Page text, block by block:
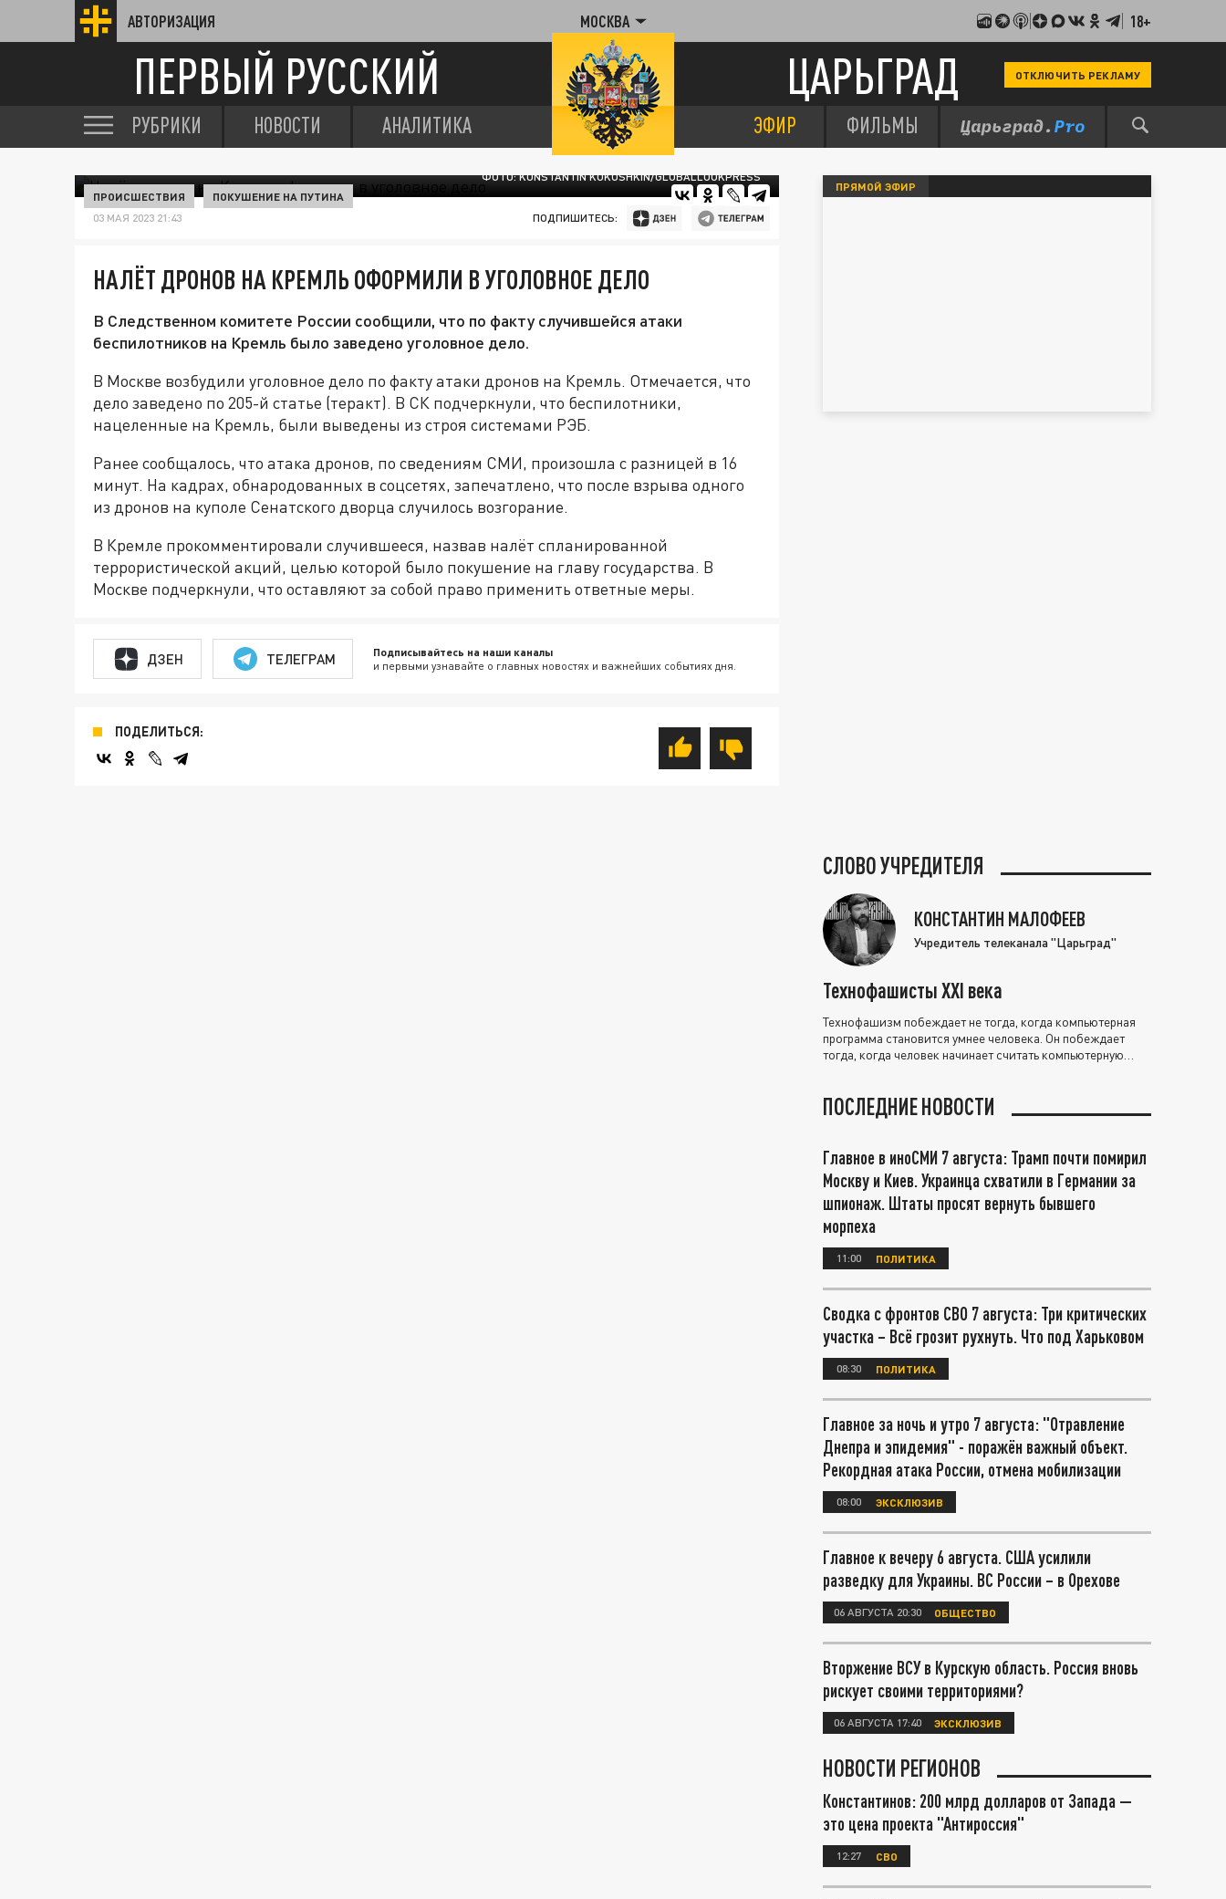
АВТОРИЗАЦИЯ МОСКВА 18+
ПЕРВЫЙ РУССКИЙ ЦАРЬГРАД ОТКЛЮЧИТЬ РЕКЛАМУ
РУБРИКИ НОВОСТИ АНАЛИТИКА ЭФИР ФИЛЬМЫ
ФОТО: KONSTANTIN KOKOSHKIN/GLOBALLOOKPRESS
ПРОИСШЕСТВИЯ ПОКУШЕНИЕ НА ПУТИНА
03 МАЯ 2023 21:43 ПОДПИШИТЕСЬ:
НАЛЁТ ДРОНОВ НА КРЕМЛЬ ОФОРМИЛИ В УГОЛОВНОЕ ДЕЛО
В Следственном комитете России сообщили, что по факту случившейся атаки
беспилотников на Кремль было заведено уголовное дело.
В Москве возбудили уголовное дело по факту атаки дронов на Кремль. Отмечается, что
дело заведено по 205-й статье (теракт). В СК подчеркнули, что беспилотники,
нацеленные на Кремль, были выведены из строя системами РЭБ.
Ранее сообщалось, что атака дронов, по сведениям СМИ, произошла с разницей в 16
минут. На кадрах, обнародованных в соцсетях, запечатлено, что после взрыва одного
из дронов на куполе Сенатского дворца случилось возгорание.
В Кремле прокомментировали случившееся, назвав налёт спланированной
террористической акций, целью которой было покушение на главу государства. В
Москве подчеркнули, что оставляют за собой право применить ответные меры.
ДЗЕН ТЕЛЕГРАМ Подписывайтесь на наши каналы
и первыми узнавайте о главных новостях и важнейших событиях дня.
ПОДЕЛИТЬСЯ:
ПРЯМОЙ ЭФИР
СЛОВО УЧРЕДИТЕЛЯ
КОНСТАНТИН МАЛОФЕЕВ
Учредитель телеканала "Царьград"
Технофашисты XXI века
Технофашизм побеждает не тогда, когда компьютерная
программа становится умнее человека. Он побеждает
тогда, когда человек начинает считать компьютерную
ПОСЛЕДНИЕ НОВОСТИ
Главное в иноСМИ 7 августа: Трамп почти помирил
Москву и Киев. Украинца схватили в Германии за
шпионаж. Штаты просят вернуть бывшего
морпеха
11:00 ПОЛИТИКА
Сводка с фронтов СВО 7 августа: Три критических
участка – Всё грозит рухнуть. Что под Харьковом
08:30 ПОЛИТИКА
Главное за ночь и утро 7 августа: "Отравление
Днепра и эпидемия" - поражён важный объект.
Рекордная атака России, отмена мобилизации
08:00 ЭКСКЛЮЗИВ
Главное к вечеру 6 августа. США усилили
разведку для Украины. ВС России – в Орехове
06 АВГУСТА 20:30 ОБЩЕСТВО
Вторжение ВСУ в Курскую область. Россия вновь
рискует своими территориями?
06 АВГУСТА 17:40 ЭКСКЛЮЗИВ
НОВОСТИ РЕГИОНОВ
Константинов: 200 млрд долларов от Запада —
это цена проекта "Антироссия"
12:27 СВО